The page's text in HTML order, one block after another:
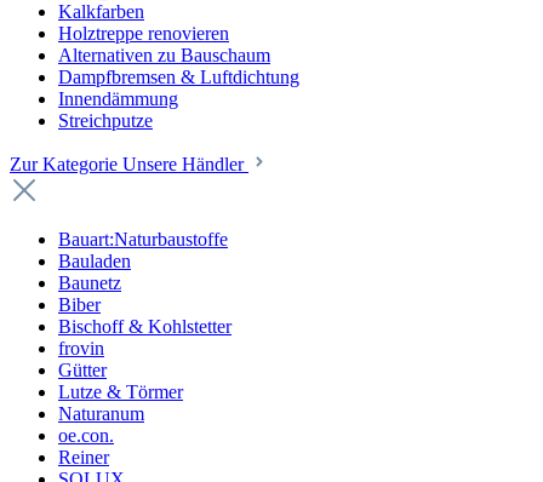
Kalkfarben
Holztreppe renovieren
Alternativen zu Bauschaum
Dampfbremsen & Luftdichtung
Innendämmung
Streichputze
Zur Kategorie Unsere Händler
Bauart:Naturbaustoffe
Bauladen
Baunetz
Biber
Bischoff & Kohlstetter
frovin
Gütter
Lutze & Törmer
Naturanum
oe.con.
Reiner